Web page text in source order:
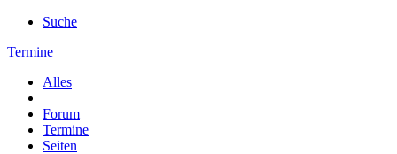
Suche
Termine
Alles
Forum
Termine
Seiten